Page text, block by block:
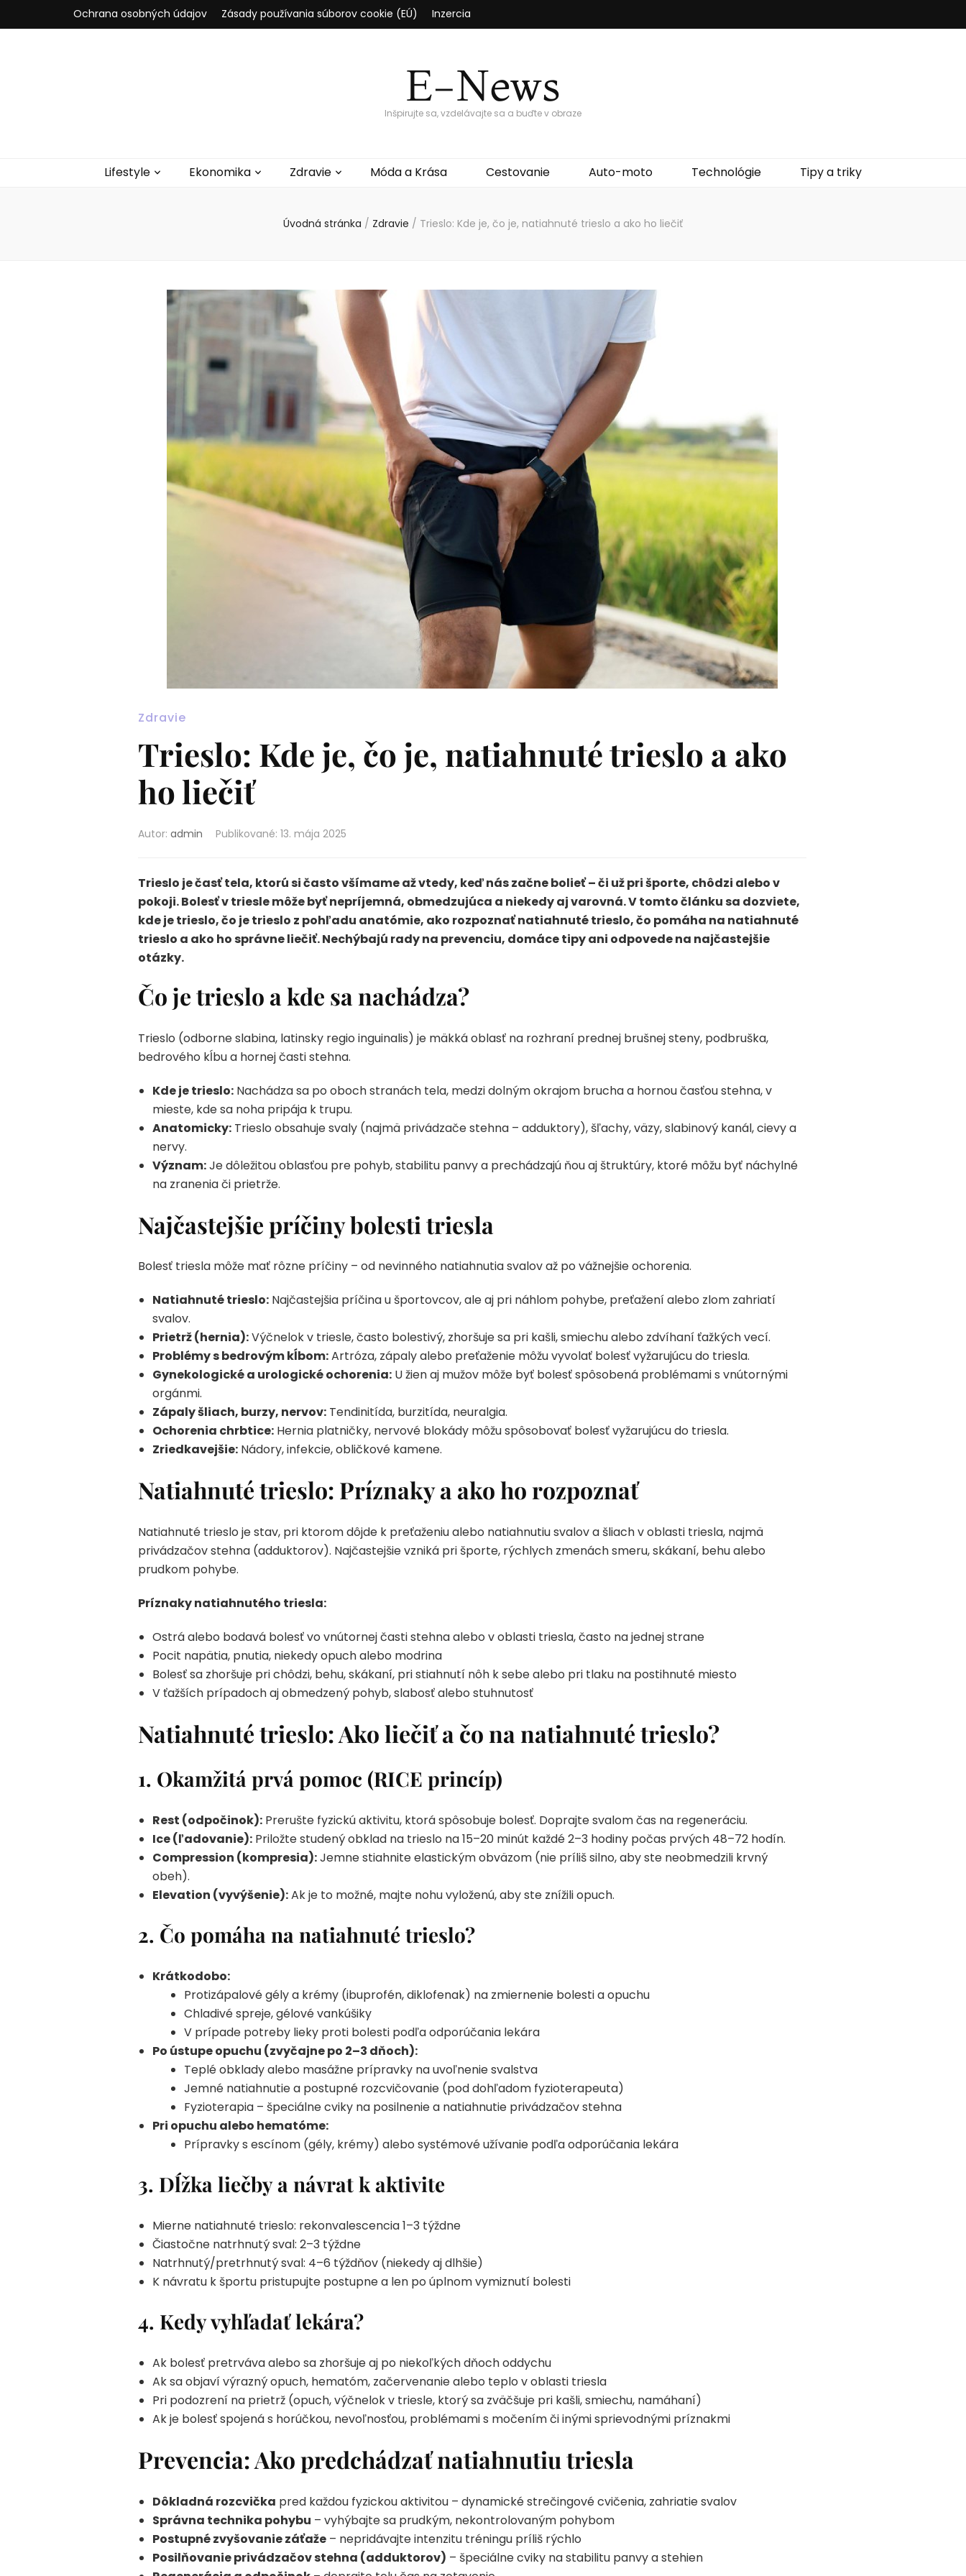
Ochrana osobných údajov Zásady používania súborov cookie (EÚ) Inzercia
E-News
Inšpirujte sa, vzdelávajte sa a buďte v obraze
Lifestyle Ekonomika Zdravie Móda a Krása Cestovanie Auto-moto Technológie Tipy a triky
Úvodná stránka / Zdravie / Trieslo: Kde je, čo je, natiahnuté trieslo a ako ho liečiť
Zdravie
Trieslo: Kde je, čo je, natiahnuté trieslo a ako
ho liečiť
Autor: admin Publikované: 13. mája 2025
Trieslo je časť tela, ktorú si často všímame až vtedy, keď nás začne bolieť – či už pri športe, chôdzi alebo v
pokoji. Bolesť v triesle môže byť nepríjemná, obmedzujúca a niekedy aj varovná. V tomto článku sa dozviete,
kde je trieslo, čo je trieslo z pohľadu anatómie, ako rozpoznať natiahnuté trieslo, čo pomáha na natiahnuté
trieslo a ako ho správne liečiť. Nechýbajú rady na prevenciu, domáce tipy ani odpovede na najčastejšie
otázky.
Čo je trieslo a kde sa nachádza?
Trieslo (odborne slabina, latinsky regio inguinalis) je mäkká oblasť na rozhraní prednej brušnej steny, podbruška,
bedrového kĺbu a hornej časti stehna.
Kde je trieslo: Nachádza sa po oboch stranách tela, medzi dolným okrajom brucha a hornou časťou stehna, v
mieste, kde sa noha pripája k trupu.
Anatomicky: Trieslo obsahuje svaly (najmä privádzače stehna – adduktory), šľachy, väzy, slabinový kanál, cievy a
nervy.
Význam:Je dôležitou oblasťou pre pohyb, stabilitu panvy a prechádzajú ňou aj štruktúry, ktoré môžu byť náchylné
na zranenia či prietrže.
Najčastejšie príčiny bolesti triesla
Bolesť triesla môže mať rôzne príčiny – od nevinného natiahnutia svalov až po vážnejšie ochorenia.
Natiahnuté trieslo: Najčastejšia príčina u športovcov, ale aj pri náhlom pohybe, preťažení alebo zlom zahriatí
svalov.
Prietrž (hernia):Výčnelok v triesle, často bolestivý, zhoršuje sa pri kašli, smiechu alebo zdvíhaní ťažkých vecí.
Problémy s bedrovým kĺbom:Artróza, zápaly alebo preťaženie môžu vyvolať bolesť vyžarujúcu do triesla.
Gynekologické a urologické ochorenia: U žien aj mužov môže byť bolesť spôsobená problémami s vnútornými
orgánmi.
Zápaly šliach, burzy, nervov: Tendinitída, burzitída, neuralgia.
Ochorenia chrbtice: Hernia platničky, nervové blokády môžu spôsobovať bolesť vyžarujúcu do triesla.
Zriedkavejšie: Nádory, infekcie, obličkové kamene.
Natiahnuté trieslo: Príznaky a ako ho rozpoznať
Natiahnuté trieslo je stav, pri ktorom dôjde k preťaženiu alebo natiahnutiu svalov a šliach v oblasti triesla, najmä
privádzačov stehna (adduktorov). Najčastejšie vzniká pri športe, rýchlych zmenách smeru, skákaní, behu alebo
prudkom pohybe.
Príznaky natiahnutého triesla:
Ostrá alebo bodavá bolesť vo vnútornej časti stehna alebo v oblasti triesla, často na jednej strane
Pocit napätia, pnutia, niekedy opuch alebo modrina
Bolesť sa zhoršuje pri chôdzi, behu, skákaní, pri stiahnutí nôh k sebe alebo pri tlaku na postihnuté miesto
V ťažších prípadoch aj obmedzený pohyb, slabosť alebo stuhnutosť
Natiahnuté trieslo: Ako liečiť a čo na natiahnuté trieslo?
1. Okamžitá prvá pomoc (RICE princíp)
Rest (odpočinok): Prerušte fyzickú aktivitu, ktorá spôsobuje bolesť. Doprajte svalom čas na regeneráciu.
Ice (ľadovanie): Priložte studený obklad na trieslo na 15–20 minút každé 2–3 hodiny počas prvých 48–72 hodín.
Compression (kompresia):Jemne stiahnite elastickým obväzom (nie príliš silno, aby ste neobmedzili krvný
obeh).
Elevation (vyvýšenie):Ak je to možné, majte nohu vyloženú, aby ste znížili opuch.
2. Čo pomáha na natiahnuté trieslo?
Krátkodobo:
Protizápalové gély a krémy (ibuprofén, diklofenak) na zmiernenie bolesti a opuchu
Chladivé spreje, gélové vankúšiky
V prípade potreby lieky proti bolesti podľa odporúčania lekára
Po ústupe opuchu (zvyčajne po 2–3 dňoch):
Teplé obklady alebo masážne prípravky na uvoľnenie svalstva
Jemné natiahnutie a postupné rozcvičovanie (pod dohľadom fyzioterapeuta)
Fyzioterapia – špeciálne cviky na posilnenie a natiahnutie privádzačov stehna
Pri opuchu alebo hematóme:
Prípravky s escínom (gély, krémy) alebo systémové užívanie podľa odporúčania lekára
3. Dĺžka liečby a návrat k aktivite
Mierne natiahnuté trieslo: rekonvalescencia 1–3 týždne
Čiastočne natrhnutý sval: 2–3 týždne
Natrhnutý/pretrhnutý sval: 4–6 týždňov (niekedy aj dlhšie)
K návratu k športu pristupujte postupne a len po úplnom vymiznutí bolesti
4. Kedy vyhľadať lekára?
Ak bolesť pretrváva alebo sa zhoršuje aj po niekoľkých dňoch oddychu
Ak sa objaví výrazný opuch, hematóm, začervenanie alebo teplo v oblasti triesla
Pri podozrení na prietrž (opuch, výčnelok v triesle, ktorý sa zväčšuje pri kašli, smiechu, namáhaní)
Ak je bolesť spojená s horúčkou, nevoľnosťou, problémami s močením či inými sprievodnými príznakmi
Prevencia: Ako predchádzať natiahnutiu triesla
Dôkladná rozcvička pred každou fyzickou aktivitou – dynamické strečingové cvičenia, zahriatie svalov
Správna technika pohybu – vyhýbajte sa prudkým, nekontrolovaným pohybom
Postupné zvyšovanie záťaže – nepridávajte intenzitu tréningu príliš rýchlo
Posilňovanie privádzačov stehna (adduktorov) – špeciálne cviky na stabilitu panvy a stehien